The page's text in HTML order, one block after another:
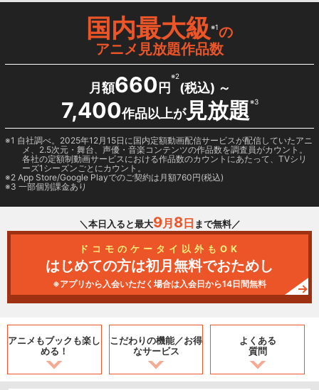
国内最大級※1の
アニメ見放題作品数
月額660 円
※2
(税込) ～
7,400作品以上が見放題※3
1 自社調べ。2025年12月15日に国内定額動画配信サービスが配信していたアニ
メ、2.5次元・舞台、声優・音楽コンテンツの作品数を調査員がカウント。
各社の定額制動画サービスにおける作品数のカウントにあたって、TVシリ
ーズ1シーズンごとにカウント。
2 App Store/Google Playでのご契約は月額760円(税込)
3 一部個別課金あり
＼本日入ると最大9月 8日 まで無料／
ドコモのケータイ以外もOK
はじめての方は初月無料でおためし
※アプリから入会いただく場合は入会日から14日間無料
アニメもブックも楽し
める！
こだわりの機能／お得
なサービス
よくある
質問